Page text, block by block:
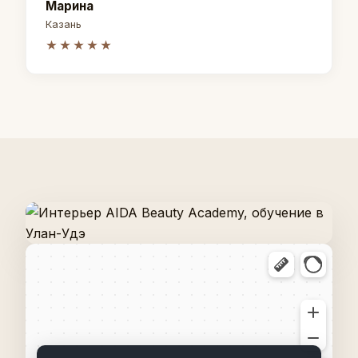
Марина
Казань
★★★★★